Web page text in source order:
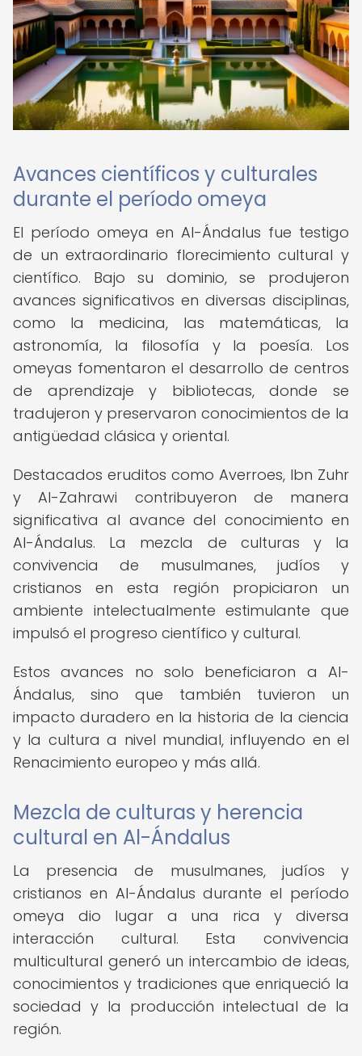
Avances científicos y culturales
durante el período omeya
El período omeya en Al-Ándalus fue testigo
de un extraordinario florecimiento cultural y
científico. Bajo su dominio, se produjeron
avances significativos en diversas disciplinas,
como la medicina, las matemáticas, la
astronomía, la filosofía y la poesía. Los
omeyas fomentaron el desarrollo de centros
de aprendizaje y bibliotecas, donde se
tradujeron y preservaron conocimientos de la
antigüedad clásica y oriental.
Destacados eruditos como Averroes, Ibn Zuhr
y Al-Zahrawi contribuyeron de manera
significativa al avance del conocimiento en
Al-Ándalus. La mezcla de culturas y la
convivencia de musulmanes, judíos y
cristianos en esta región propiciaron un
ambiente intelectualmente estimulante que
impulsó el progreso científico y cultural.
Estos avances no solo beneficiaron a Al-
Ándalus, sino que también tuvieron un
impacto duradero en la historia de la ciencia
y la cultura a nivel mundial, influyendo en el
Renacimiento europeo y más allá.
Mezcla de culturas y herencia
cultural en Al-Ándalus
La presencia de musulmanes, judíos y
cristianos en Al-Ándalus durante el período
omeya dio lugar a una rica y diversa
interacción cultural. Esta convivencia
multicultural generó un intercambio de ideas,
conocimientos y tradiciones que enriqueció la
sociedad y la producción intelectual de la
región.